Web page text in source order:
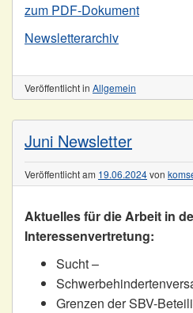
zum PDF-Dokument
Newsletterarchiv
Veröffentlicht in Allgemein
Juni Newsletter
Veröffentlicht am 19.06.2024von
Aktuelles für die Arbeit in
Interessenvertretung:
Sucht –
Grenzen der SBV-